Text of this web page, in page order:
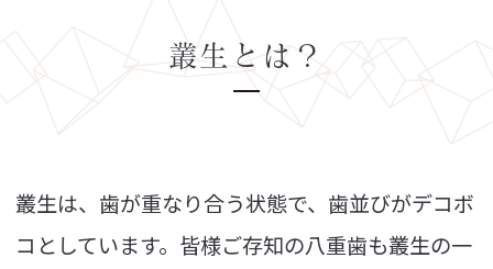
叢生とは？
叢生は、歯が重なり合う状態で、歯並びがデコボ
コとしています。皆様ご存知の八重歯も叢生の一